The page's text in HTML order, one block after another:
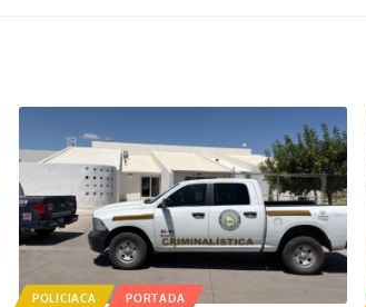
POLICIACA PORTADA